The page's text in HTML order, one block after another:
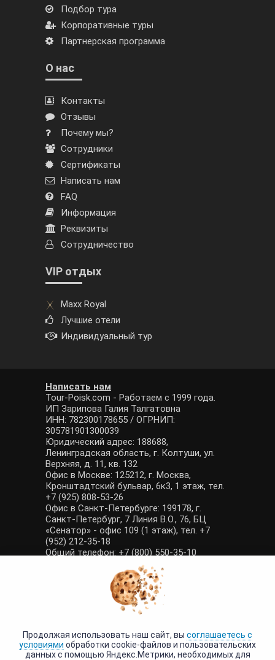
Подбор тура
Корпоративные туры
Партнерская программа
О нас
Контакты
Отзывы
Почему мы?
Сотрудники
Сертификаты
Написать нам
FAQ
Информация
Реквизиты
Сотрудничество
VIP отдых
Maxx Royal
Лучшие отели
Индивидуальный тур
Написать нам
Tour-Poisk.com - Работаем с 1999 года.
ИП Зарипова Галия Талгатовна
ИНН: 782300178655 / ОГРНИП:
305781901300039
Юридический адрес: 188688,
Ленинградская область, г. Колтуши, ул.
Верхняя, д. 11, кв. 132
Офис в Москве: 125212, г. Москва,
Кронштадтский бульвар, 6к3, 1 этаж, тел.
+7 (925) 808-53-26
Офис в Санкт-Петербурге: 199178, г.
Санкт-Петербург, 7 Линия В.О., 76, БЦ
«Сенатор» - офис 109 (1 этаж), тел. +7
(952) 212-35-18
Общий телефон: +7 (800) 550-35-10
E-mail: manager@tour-poisk.com (общие
вопросы), admin@tour-poisk.com (жалобы)
Номер в Общероссийском реестре
туристических агентств: РТА 0003424
Политика конфиденциальности
Продолжая использовать наш сайт, вы соглашаетесь с
условиями обработки cookie-файлов и пользовательских
данных с помощью Яндекс.Метрики, необходимых для